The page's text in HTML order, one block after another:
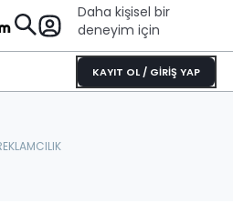
Daha kişisel bir
deneyim için
KAYIT OL / GİRİŞ YAP